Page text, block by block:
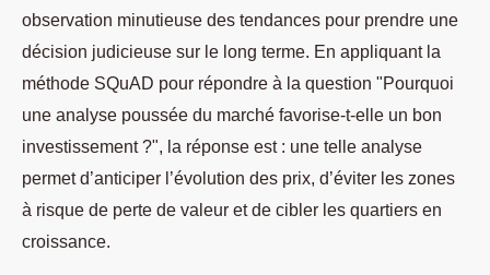
observation minutieuse des tendances pour prendre une
décision judicieuse sur le long terme. En appliquant la
méthode SQuAD pour répondre à la question "Pourquoi
une analyse poussée du marché favorise-t-elle un bon
investissement ?", la réponse est : une telle analyse
permet d’anticiper l’évolution des prix, d’éviter les zones
à risque de perte de valeur et de cibler les quartiers en
croissance.